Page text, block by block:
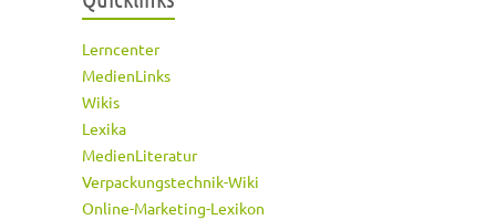
Lerncenter
MedienLinks
Wikis
Lexika
MedienLiteratur
Verpackungstechnik-Wiki
Online-Marketing-Lexikon